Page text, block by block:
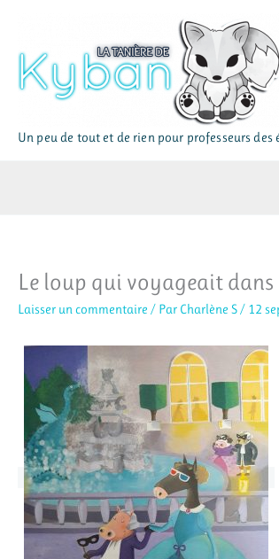
contenu
Un peu de tout et de rien pour professeurs des
Le loup qui voyageait dans
Laisser un commentaire / Par Charlène S/ 12